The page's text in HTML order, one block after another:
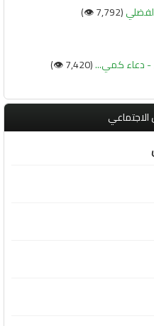
(7,792 👁️)
- دعاء كمي...(7,420 👁️)
الاجتماعي